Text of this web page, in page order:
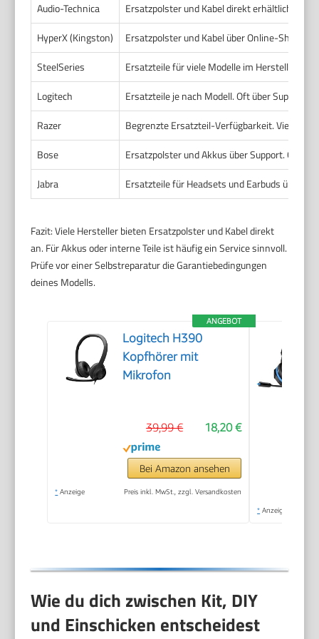
Audio-Technica
Ersatzpolster und Kabel direkt erhältlich
HyperX (Kingston)
Ersatzpolster und Kabel über Online-Shop
SteelSeries
Ersatzteile für viele Modelle im Hersteller-
Logitech
Ersatzteile je nach Modell. Oft über Support
Razer
Begrenzte Ersatzteil-Verfügbarkeit. Viele
Bose
Ersatzpolster und Akkus über Support. Oft
Jabra
Ersatzteile für Headsets und Earbuds über
Fazit: Viele Hersteller bieten Ersatzpolster und Kabel direkt
an. Für Akkus oder interne Teile ist häufig ein Service sinnvoll.
Prüfe vor einer Selbstreparatur die Garantiebedingungen
deines Modells.
ANGEBOT
Logitech H390
Kopfhörer mit
Mikrofon
18,20 €
39,99 €
Bei Amazon ansehen
* Anzeige Preis inkl. MwSt., zzgl. Versandkosten
* Anzeige
Wie du dich zwischen Kit, DIY
und Einschicken entscheidest